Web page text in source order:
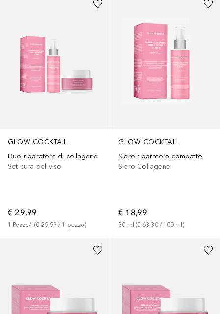
GLOW COCKTAIL
Duo riparatore di collagene
Set cura del viso
€ 29,99
1 Pezzo/i (€ 29,99 / 1 pezzo)
GLOW COCKTAIL
Siero riparatore compatto
Siero Collagene
€ 18,99
30 ml (€ 63,30 / 100 ml )